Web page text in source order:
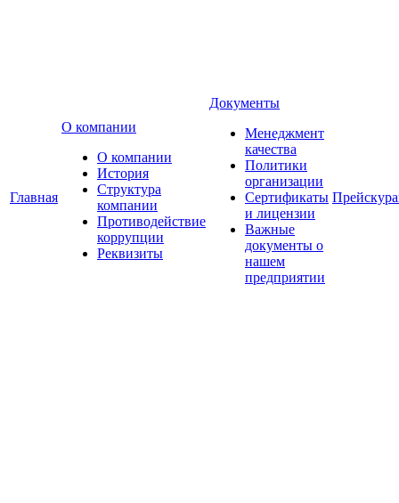
Главная
О компании
О компании
История
Структура
компании
Противодействие
коррупции
Реквизиты
Документы
Менеджмент
качества
Политики
организации
Сертификаты
и лицензии
Важные
документы о
нашем
предприятии